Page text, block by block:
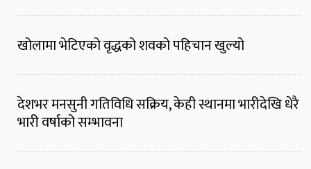
खोलामा भेटिएको वृद्धको शवको पहिचान खुल्यो
देशभर मनसुनी गतिविधि सक्रिय, केही स्थानमा भारीदेखि धेरै
भारी वर्षाको सम्भावना